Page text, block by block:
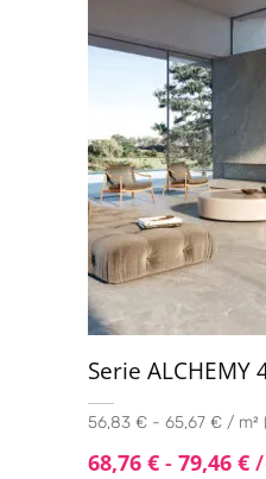
Serie ALCHEMY
56,83 € - 65,67 € / m²
68,76 € - 79,46 €